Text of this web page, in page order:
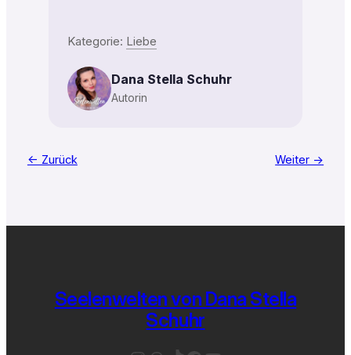
Kategorie: Liebe
Dana Stella Schuhr
Autorin
← Zurück Weiter →
Seelenwelten von Dana Stella
Schuhr